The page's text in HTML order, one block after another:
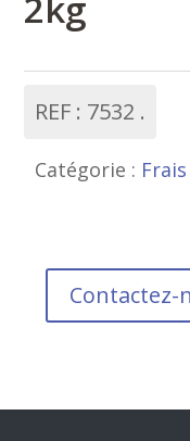
REF : 7532
Catégorie : Frais